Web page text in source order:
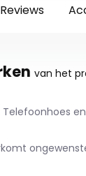
Reviews
van het